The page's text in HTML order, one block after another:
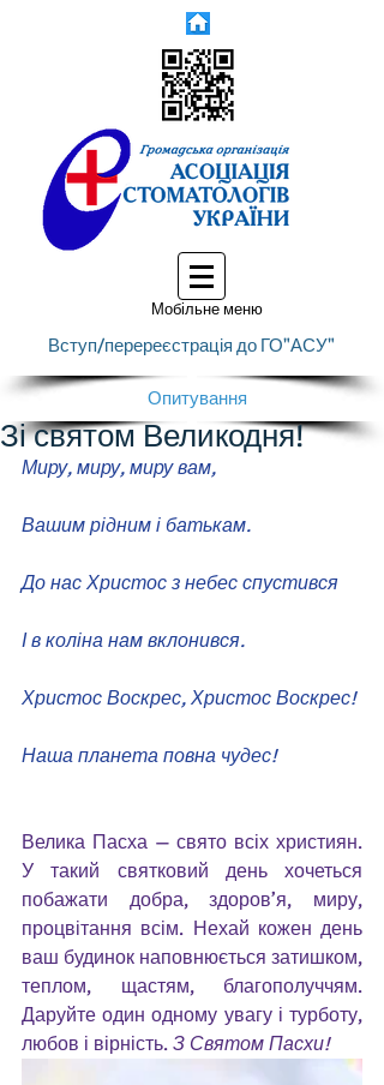
Мобільне меню
Вступ/перереєстрація до ГО"АСУ"
Опитування
Зі святом Великодня!
Миру, миру, миру вам,
Вашим рідним і батькам.
До нас Христос з небес спустився
І в коліна нам вклонився.
Христос Воскрес, Христос Воскрес!
Наша планета повна чудес!
Велика Пасха — свято всіх християн.
У такий святковий день хочеться
побажати добра, здоров’я, миру,
процвітання всім. Нехай кожен день
ваш будинок наповнюється затишком,
теплом, щастям, благополуччям.
Даруйте один одному увагу і турботу,
любов і вірність. З Святом Пасхи!